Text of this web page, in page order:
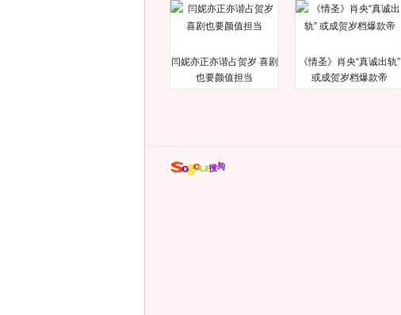
闫妮亦正亦谐占贺岁 喜剧
也要颜值担当
《情圣》肖央“真诚出轨”
或成贺岁档爆款帝